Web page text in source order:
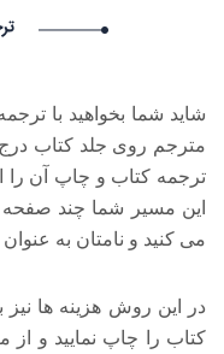
۱۴۰۵/۵/۱۸
۱۴۰۵/۵/۱۸
استخدام شما با موفقیت انجام شد ساعت
شاید شما بخواهید با
مترجم روی جلد کتاب درج
ترجمه کتاب و چاپ آن را
این مسیر شما چند صفحه
می کنید و نامتان به
در این روش هزینه ها نیز
کتاب را چاپ نمایید و